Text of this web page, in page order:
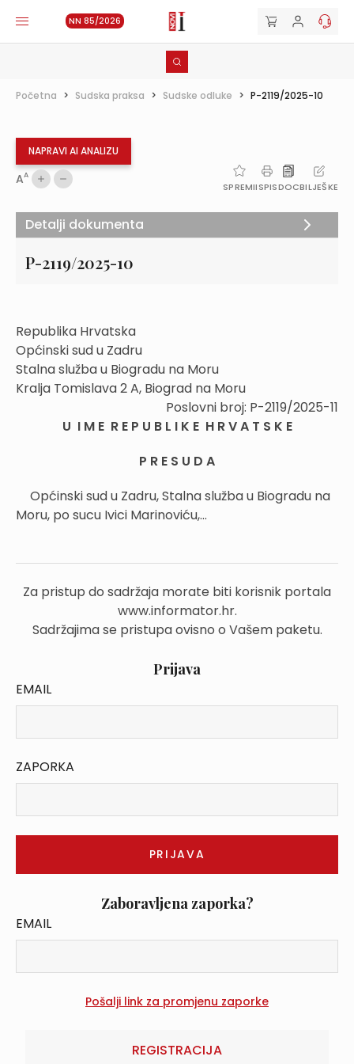
NN 85/2026
Početna > Sudska praksa > Sudske odluke > P-2119/2025-10
NAPRAVI AI ANALIZU
AA
SPREMIISPISDOCBILJEŠKE
P-2119/2025-10
Republika Hrvatska
Općinski sud u Zadru
Stalna služba u Biogradu na Moru
Kralja Tomislava 2 A, Biograd na Moru
Poslovni broj: P-2119/2025-11
U I M E R E P U B L I K E H R V A T S K E
P R E S U D A
Općinski sud u Zadru, Stalna služba u Biogradu na
Moru, po sucu Ivici Marinoviću,...
Za pristup do sadržaja morate biti korisnik portala
www.informator.hr.
Sadržajima se pristupa ovisno o Vašem paketu.
Prijava
EMAIL
ZAPORKA
Zaboravljena zaporka?
EMAIL
REGISTRACIJA
Detalji dokumenta